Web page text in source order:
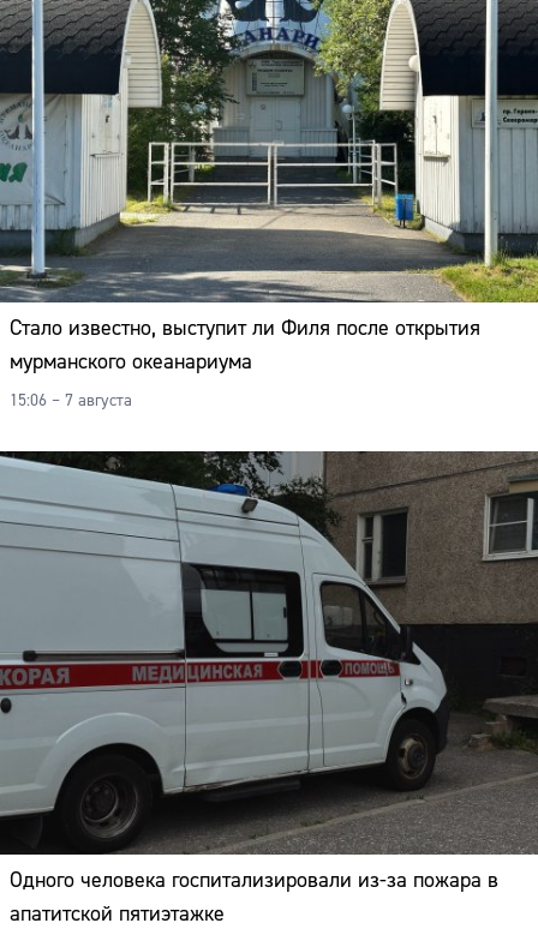
Стало известно, выступит ли Филя после открытия
мурманского океанариума
15:06 – 7 августа
Одного человека госпитализировали из-за пожара в
апатитской пятиэтажке